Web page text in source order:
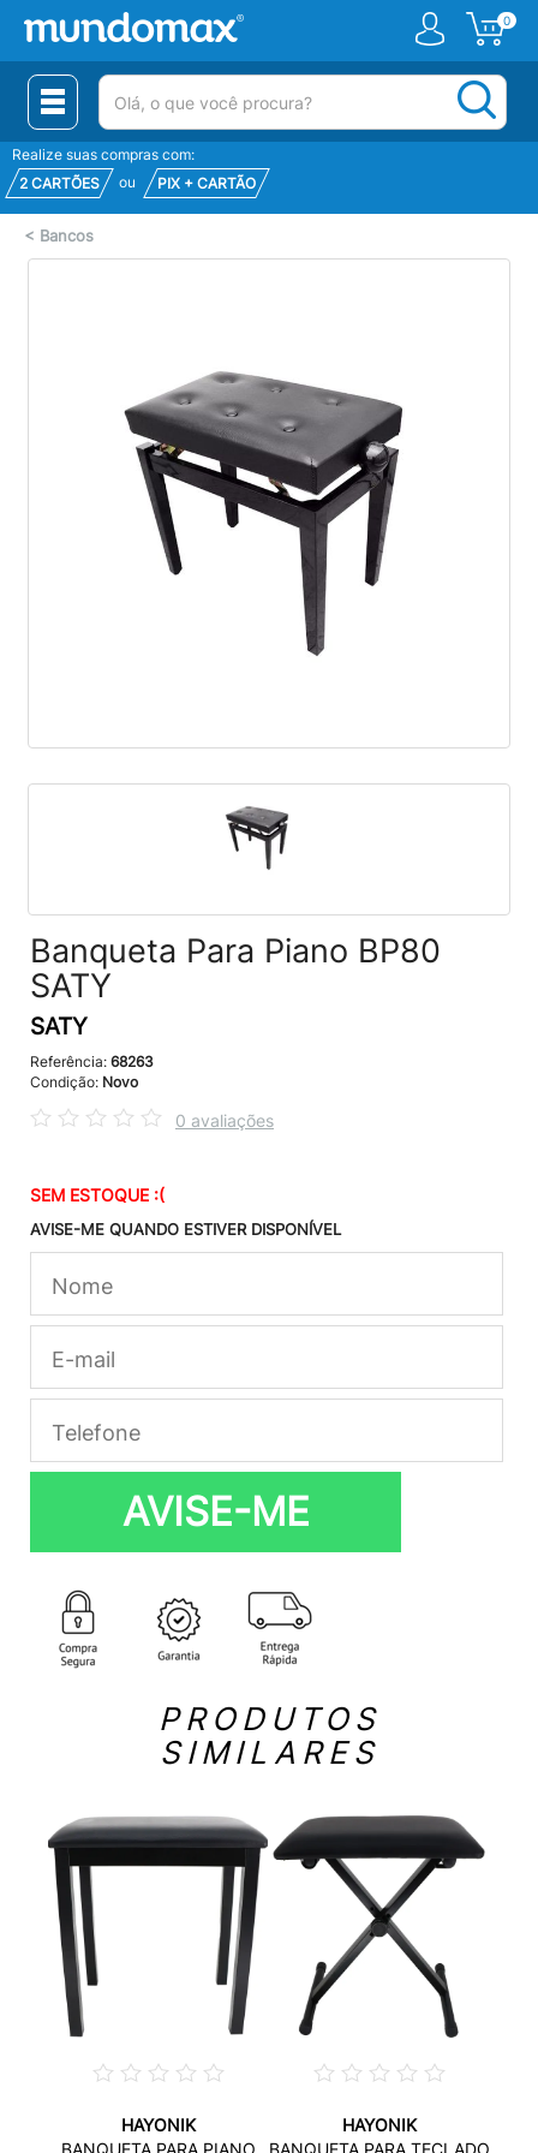
0
(pesquisar)
Realize suas compras com:
2 CARTÕES
ou PIX + CARTÃO
< Bancos
Banqueta Para Piano BP80
SATY
SATY
Referência: 68263
Condição: Novo
0 avaliações
SEM ESTOQUE :(
AVISE-ME QUANDO ESTIVER DISPONÍVEL
AVISE-ME
PRODUTOS
SIMILARES
HAYONIK
BANQUETA PARA PIANO
HAYONIK
BANQUETA PARA TECLADO